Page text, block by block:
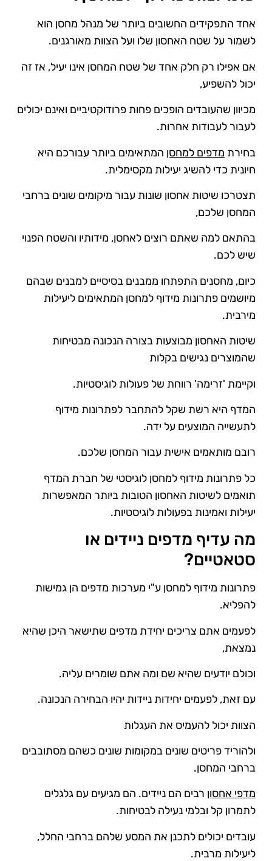
אחד התפקידים החשובים ביותר של מנהל מחסן הוא
לשמור על שטח האחסון שלו ועל הצוות מאורגנים.
אם אפילו רק חלק אחד של שטח המחסן אינו יעיל, אז זה
יכול להשפיע,
מכיוון שהעובדים הופכים פחות פרודוקטיביים ואינם יכולים
לעבור לעבודות אחרות.
בחירת מדפים למחסן המתאימים ביותר עבורכם היא
חיונית כדי להשיג יעילות מקסימלית.
תצטרכו שיטות אחסון שונות עבור מיקומים שונים ברחבי
המחסן שלכם,
בהתאם למה שאתם רוצים לאחסן, מידותיו והשטח הפנוי
שיש לכם.
כיום, מחסנים התפתחו ממבנים בסיסיים למבנים שבהם
מיושמים פתרונות מידוף למחסן המתאימים ליעילות
מירבית.
שיטות האחסון מבוצעות בצורה הנכונה מבטיחות
שהמוצרים נגישים בקלות
וקיימת 'זרימה' רווחת של פעולות לוגיסטיות.
המדף היא רשת שקל להתחבר לפתרונות מידוף
לתעשייה המוצעים על ידה.
רובם מותאמים אישית עבור המחסן שלכם.
כל פתרונות מידוף למחסן לוגיסטי של חברת המדף
תואמים לשיטות האחסון הטובות ביותר המאפשרות
יעילות ואמינות בפעולות לוגיסטיות.
מה עדיף מדפים ניידים או
סטאטיים?
פתרונות מידוף למחסן ע"י מערכות מדפים הן גמישות
להפליא.
לפעמים אתם צריכים יחידת מדפים שתישאר היכן שהיא
נמצאת,
וכולם יודעים שהיא שם ומה אתם שומרים עליה.
עם זאת, לפעמים יחידות ניידות יהיו הבחירה הנכונה.
הצוות יכול להעמיס את העגלות
ולהוריד פריטים שונים במקומות שונים כשהם מסתובבים
ברחבי המחסן.
מדפי אחסון רבים הם ניידים. הם מגיעים עם גלגלים
לתמרון קל ובלמי נעילה לבטיחות.
עובדים יכולים לתכנן את המסע שלהם ברחבי החלל,
ליעילות מרבית.